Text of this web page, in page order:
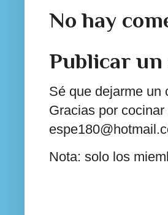
No hay
Publicar
Sé que dejarme un
Gracias por
Nota: solo los